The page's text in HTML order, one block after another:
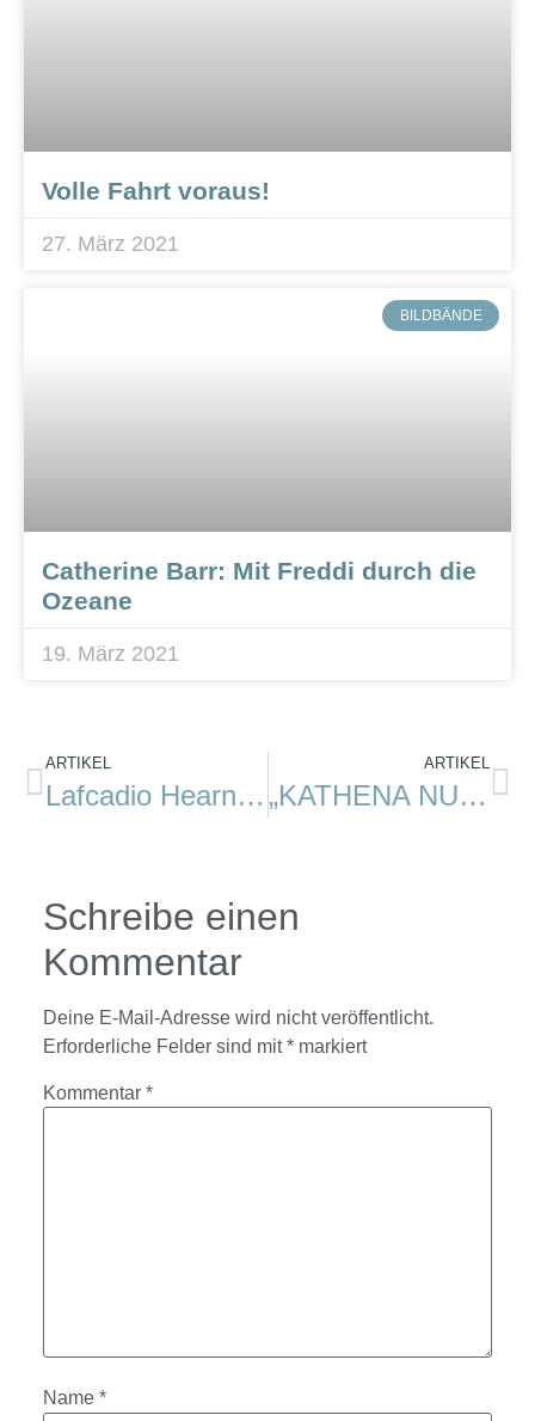
Volle Fahrt voraus!
27. März 2021
BILDBÄNDE
Catherine Barr: Mit Freddi durch die
Ozeane
19. März 2021
ARTIKEL
Lafcadio Hearn: Chita
ARTIKEL
„KATHENA NUI soll noch einmal zeigen, was in ihr steckt“
Schreibe einen
Kommentar
Deine E-Mail-Adresse wird nicht veröffentlicht.
Erforderliche Felder sind mit* markiert
Kommentar *
Name *